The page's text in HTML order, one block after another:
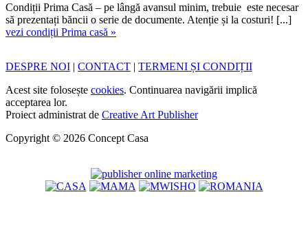
Condiții Prima Casă – pe lângă avansul minim, trebuie este necesar
să prezentați băncii o serie de documente. Atenție și la costuri! [...]
vezi condiții Prima casă »
DESPRE NOI | CONTACT | TERMENI ȘI CONDIȚII
Acest site folosește cookies. Continuarea navigării implică
acceptarea lor.
Proiect administrat de Creative Art Publisher
Copyright © 2026 Concept Casa